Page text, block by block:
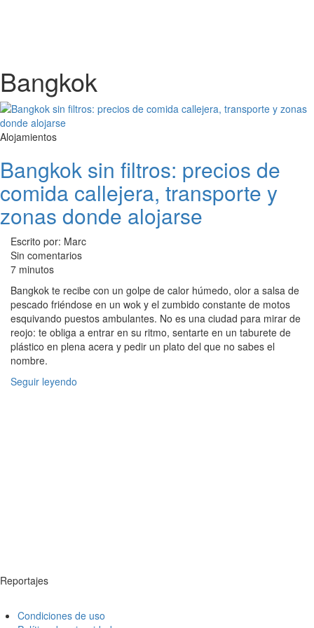
Bangkok
Alojamientos
Bangkok sin filtros: precios de
comida callejera, transporte y
zonas donde alojarse
Escrito por: Marc
Sin comentarios
7 minutos
Bangkok te recibe con un golpe de calor húmedo, olor a salsa de
pescado friéndose en un wok y el zumbido constante de motos
esquivando puestos ambulantes. No es una ciudad para mirar de
reojo: te obliga a entrar en su ritmo, sentarte en un taburete de
plástico en plena acera y pedir un plato del que no sabes el
nombre.
Seguir leyendo
Reportajes
Condiciones de uso